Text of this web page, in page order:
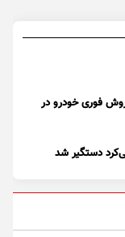
فوری خودرو در
دستگیر شد